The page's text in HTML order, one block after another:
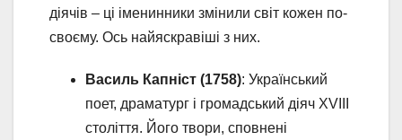
діячів – ці іменинники змінили світ кожен по-
своєму. Ось найяскравіші з них.
Василь Капніст (1758): Український
поет, драматург і громадський діяч XVIII
століття. Його твори, сповнені